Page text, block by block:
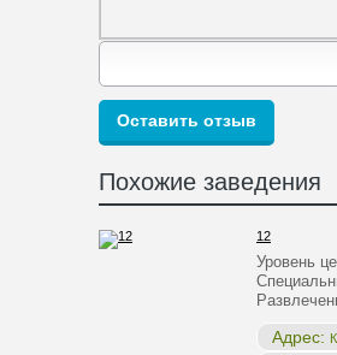
Похожие заведения
12
Уровень
Адрес: